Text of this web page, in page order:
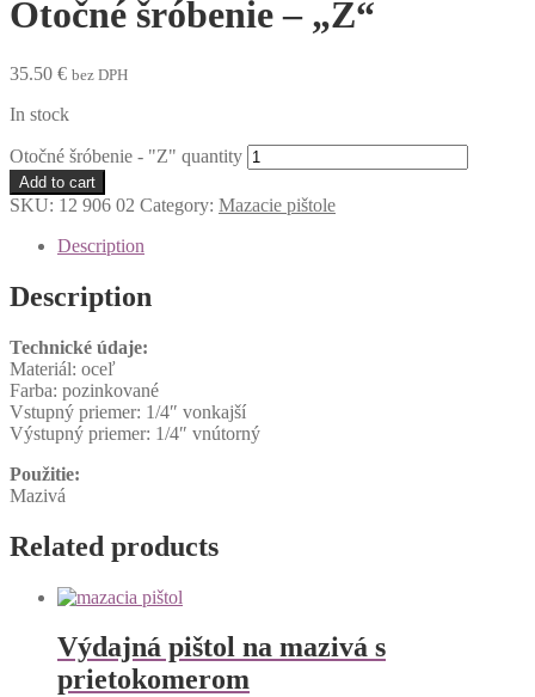
Otočné šróbenie – „Z“
35.50 € bez DPH
In stock
Otočné šróbenie - "Z" quantity
Add to cart
SKU: 12 906 02 Category: Mazacie pištole
Description
Description
Technické údaje:
Materiál: oceľ
Farba: pozinkované
Vstupný priemer: 1/4″ vonkajší
Výstupný priemer: 1/4″ vnútorný
Použitie:
Mazivá
Related products
Výdajná pištol na mazivá s
prietokomerom